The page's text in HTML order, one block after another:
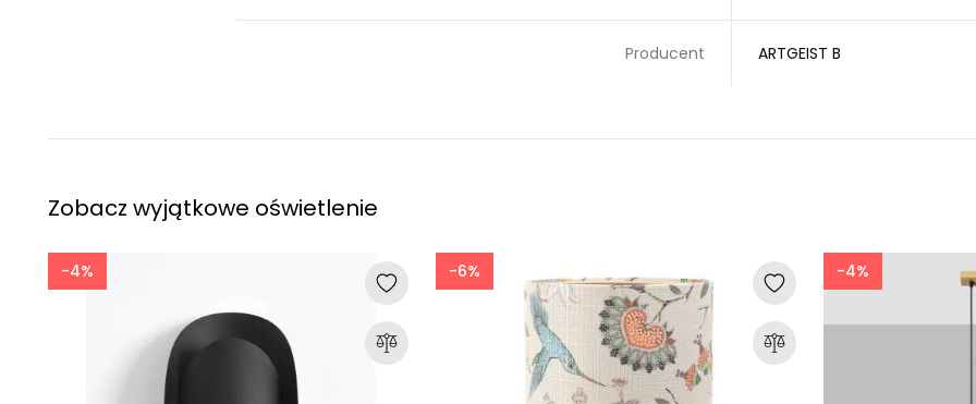
Producent ARTGEIST B
Zobacz wyjątkowe oświetlenie
-4% -6% -4%